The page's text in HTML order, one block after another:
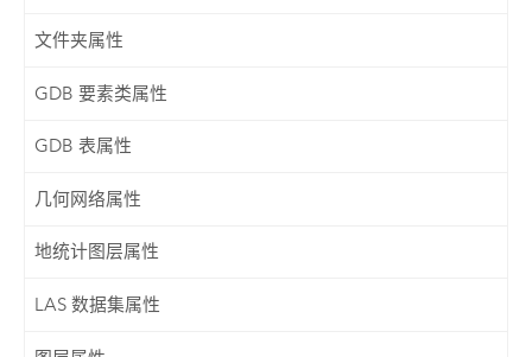
文件夹属性
GDB 要素类属性
GDB 表属性
几何网络属性
地统计图层属性
LAS 数据集属性